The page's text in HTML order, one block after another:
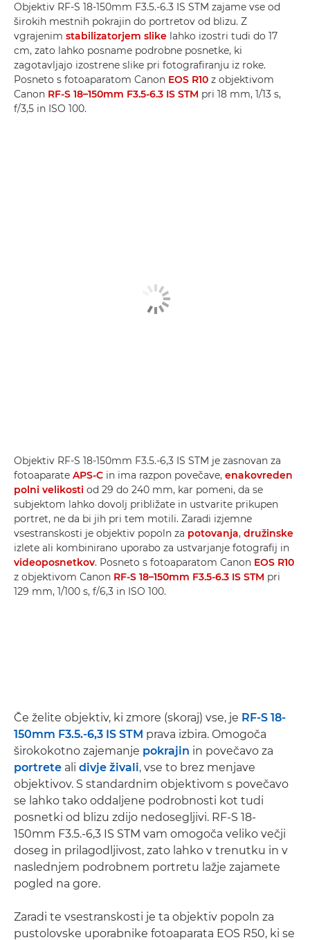
Objektiv RF-S 18-150mm F3.5.-6.3 IS STM zajame vse od
širokih mestnih pokrajin do portretov od blizu. Z
vgrajenim stabilizatorjem slike lahko izostri tudi do 17
cm, zato lahko posname podrobne posnetke, ki
zagotavljajo izostrene slike pri fotografiranju iz roke.
Posneto s fotoaparatom Canon EOS R10 z objektivom
Canon RF-S 18–150mm F3.5-6.3 IS STM pri 18 mm, 1/13 s,
f/3,5 in ISO 100.
Objektiv RF-S 18-150mm F3.5.-6,3 IS STM je zasnovan za
fotoaparate APS-C in ima razpon povečave, enakovreden
polni velikosti od 29 do 240 mm, kar pomeni, da se
subjektom lahko dovolj približate in ustvarite prikupen
portret, ne da bi jih pri tem motili. Zaradi izjemne
vsestranskosti je objektiv popoln za potovanja, družinske
izlete ali kombinirano uporabo za ustvarjanje fotografij in
videoposnetkov. Posneto s fotoaparatom Canon EOS R10
z objektivom Canon RF-S 18–150mm F3.5-6.3 IS STM pri
129 mm, 1/100 s, f/6,3 in ISO 100.
Če želite objektiv, ki zmore (skoraj) vse, je RF-S 18-
150mm F3.5.-6,3 IS STM prava izbira. Omogoča
širokokotno zajemanje pokrajin in povečavo za
portrete ali divje živali, vse to brez menjave
objektivov. S standardnim objektivom s povečavo
se lahko tako oddaljene podrobnosti kot tudi
posnetki od blizu zdijo nedosegljivi. RF-S 18-
150mm F3.5.-6,3 IS STM vam omogoča veliko večji
doseg in prilagodljivost, zato lahko v trenutku in v
naslednjem podrobnem portretu lažje zajamete
pogled na gore.
Zaradi te vsestranskosti je ta objektiv popoln za
pustolovske uporabnike fotoaparata EOS R50, ki se